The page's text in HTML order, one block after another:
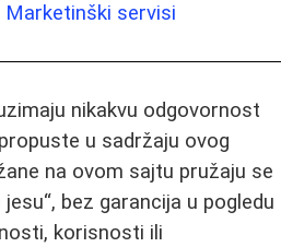
Marketinški servisi
nikakvu odgovornost
u sadržaju ovog
na ovom sajtu pružaju se
bez garancija u pogledu
korisnosti ili